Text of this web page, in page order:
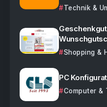
Technik &
Shopping &
PC
Computer &